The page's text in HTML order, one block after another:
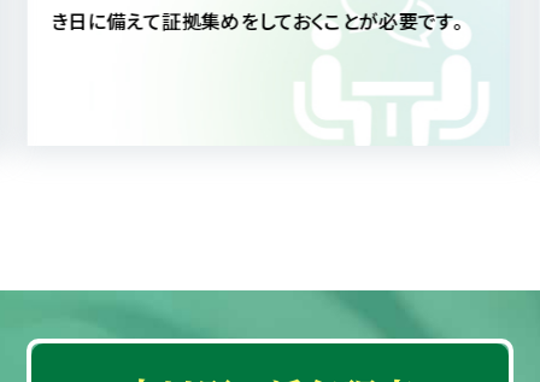
にしても、真実を知ることによって配偶者への信頼も